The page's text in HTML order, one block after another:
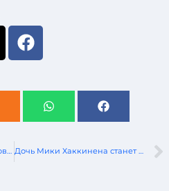
Renault и Nissan ведут переговоры о возрождении альянса Дочь Мики Хаккинена станет пилотом McLaren